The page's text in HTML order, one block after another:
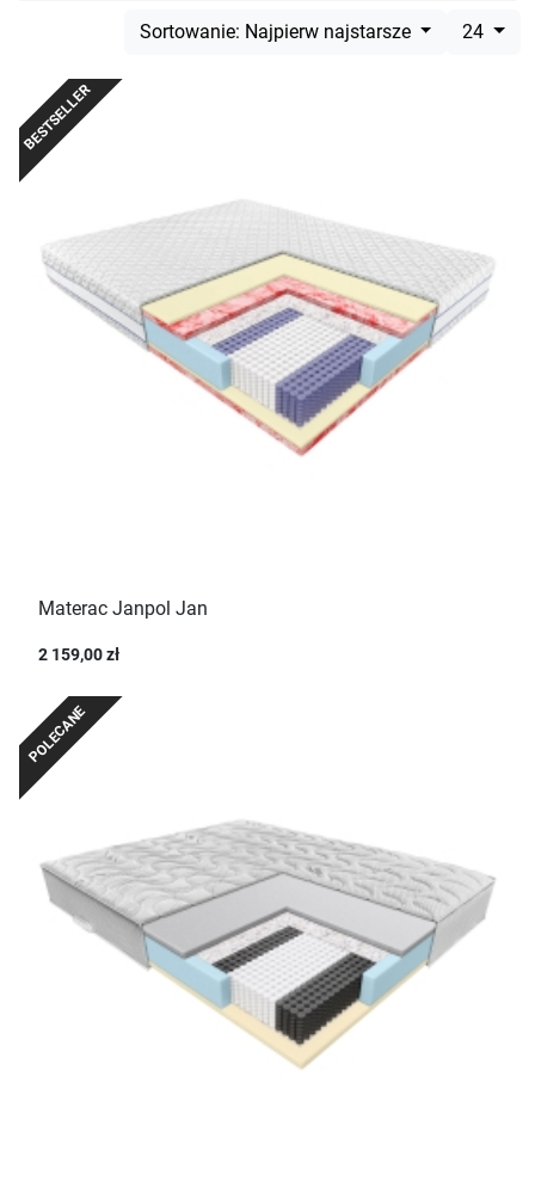
Sortowanie: Najpierw najstarsze 24
BESTSELLER
Materac Janpol Jan
2 159,00 zł
POLECANE